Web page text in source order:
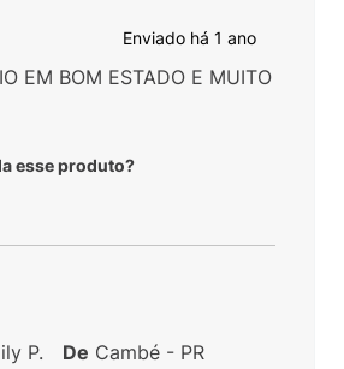
Enviado há 1 ano
EM BOM ESTADO E MUITO
esse produto?
P. De Cambé - PR